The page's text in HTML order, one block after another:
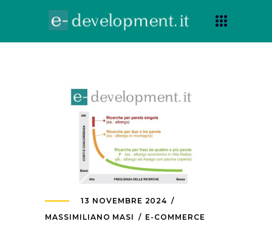
13 NOVEMBRE 2024
MASSIMILIANO MASI
E-COMMERCE